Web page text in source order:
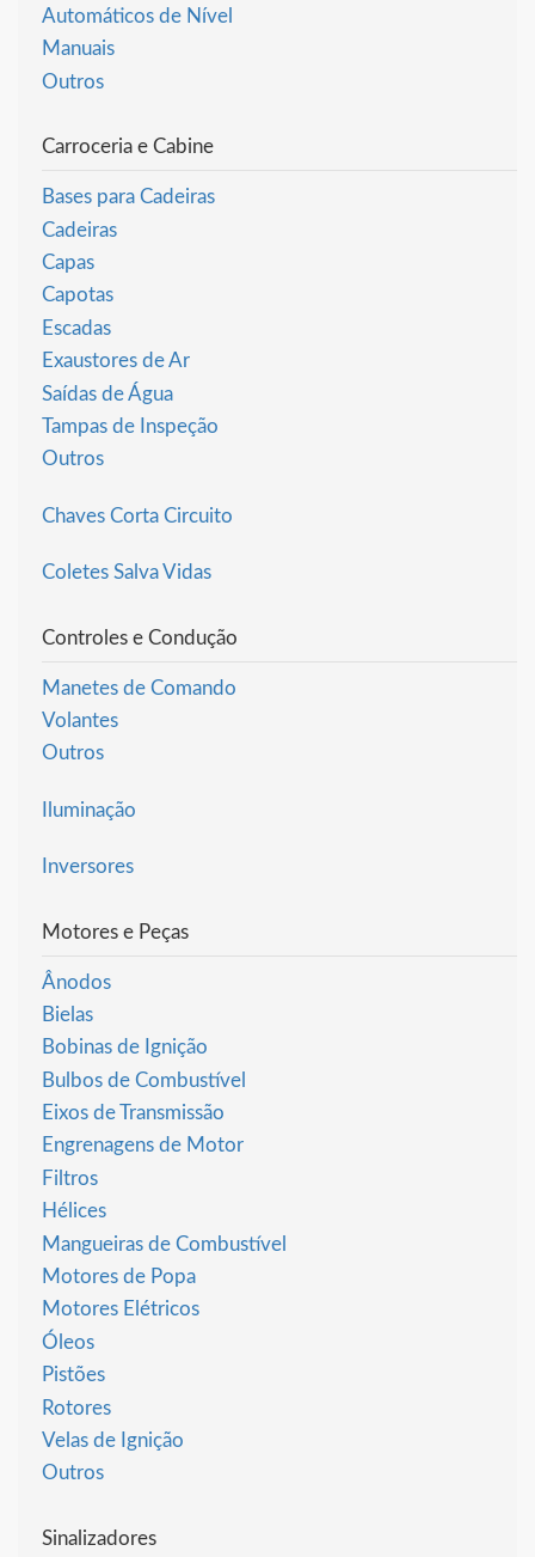
Automáticos de Nível
Manuais
Outros
Carroceria e Cabine
Bases para Cadeiras
Cadeiras
Capas
Capotas
Escadas
Exaustores de Ar
Saídas de Água
Tampas de Inspeção
Outros
Chaves Corta Circuito
Coletes Salva Vidas
Controles e Condução
Manetes de Comando
Volantes
Outros
Iluminação
Inversores
Motores e Peças
Ânodos
Bielas
Bobinas de Ignição
Bulbos de Combustível
Eixos de Transmissão
Engrenagens de Motor
Filtros
Hélices
Mangueiras de Combustível
Motores de Popa
Motores Elétricos
Óleos
Pistões
Rotores
Velas de Ignição
Outros
Sinalizadores